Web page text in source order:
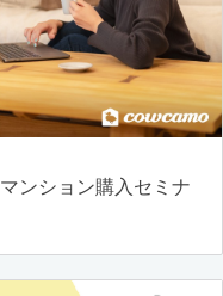
ンション購入セミナ